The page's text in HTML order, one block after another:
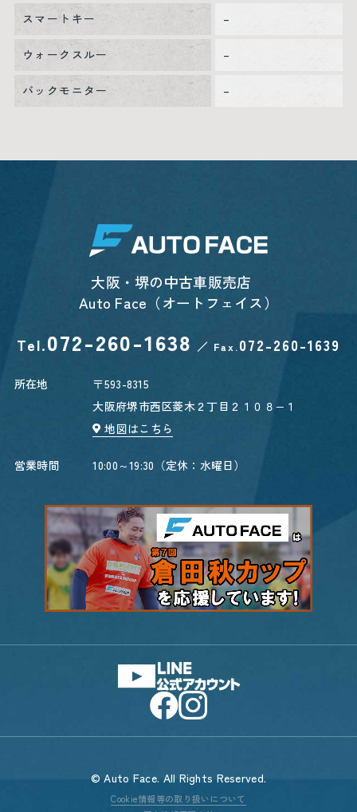
スマートキー –
ウォークスルー –
バックモニター –
大阪・堺の中古車販売店
Auto Face（オートフェイス）
Tel.072-260-1638 ／ Fax.072-260-1639
所在地
〒593-8315
大阪府堺市西区菱木２丁目２１０８−１
地図はこちら
営業時間 10:00～19:30（定休：水曜日）
© Auto Face. All Rights Reserved.
Cookie情報等の取り扱いについて